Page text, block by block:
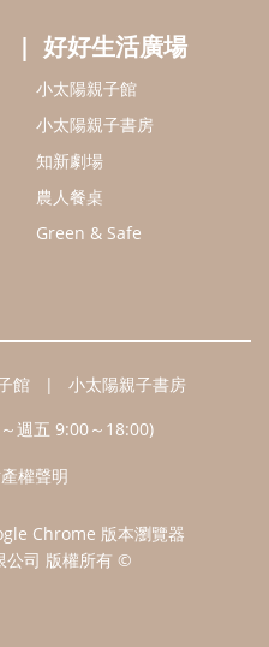
好好生活廣場
小太陽親子館
小太陽親子書房
知新劇場
農人餐桌
Green & Safe
館
小太陽親子書房
週五 9:00～18:00)
權聲明
Chrome 版本瀏覽器
公司 版權所有 ©